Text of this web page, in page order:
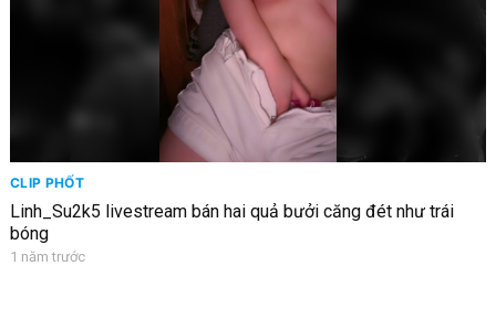
CLIP PHỐT
Linh_Su2k5 livestream bán hai quả bưởi căng đét như trái
bóng
1 năm trước